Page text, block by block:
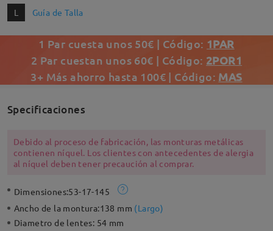
L Guía de Talla
1 Par cuesta unos 50€ | Código: 1PAR
2 Par cuestan unos 60€ | Código: 2POR1
3+ Más ahorro hasta 100€ | Código: MAS
Specificaciones
Debido al proceso de fabricación, las monturas metálicas
contienen níquel. Los clientes con antecedentes de alergia
al níquel deben tener precaución al comprar.
Dimensiones:53-17-145
Ancho de la montura:138 mm (Largo)
Diametro de lentes: 54 mm